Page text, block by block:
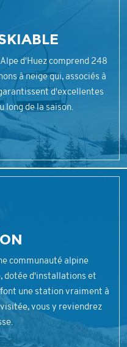
d'Huez comprend 248
à neige qui, associés à
d'excellentes
long de la saison.
communauté alpine
dotée d'installations et
une station vraiment à
vous y reviendrez